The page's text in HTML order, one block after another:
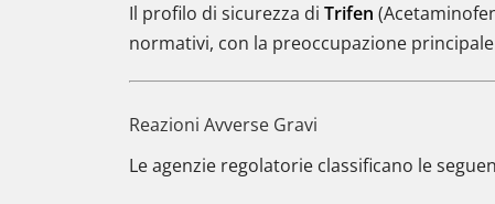
Il profilo di sicurezza di Trifen
normativi, con la preoccupazione
Reazioni Avverse Gravi
Le agenzie regolatorie classificano le